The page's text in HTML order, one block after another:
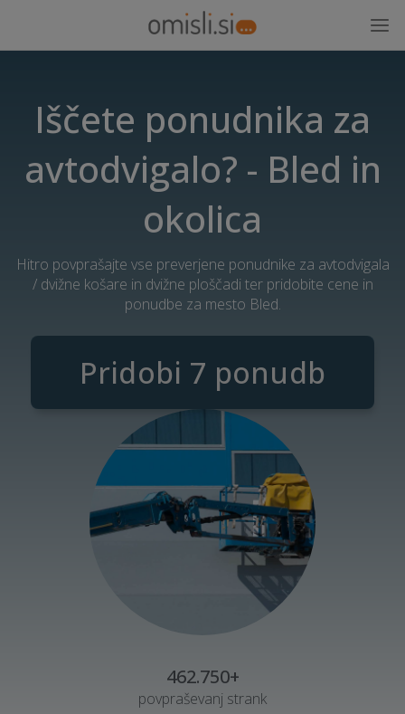
Iščete ponudnika za
avtodvigalo? - Bled in
okolica
Hitro povprašajte vse preverjene ponudnike za avtodvigala
/ dvižne košare in dvižne ploščadi ter pridobite cene in
ponudbe za mesto Bled.
Pridobi 7 ponudb
462.750+
povpraševanj strank